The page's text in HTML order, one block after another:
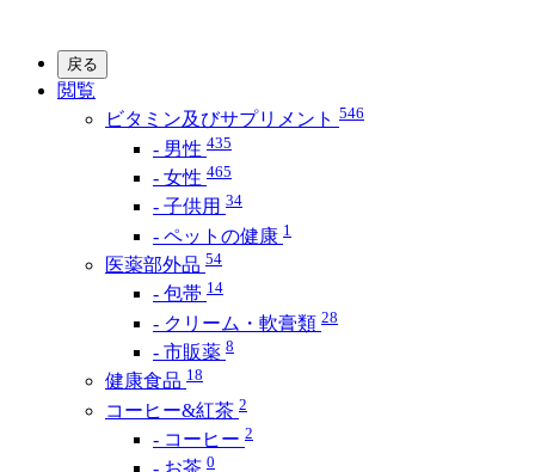
戻る
閲覧
ビタミン及びサプリメント 546
- 男性 435
- 女性 465
- 子供用 34
- ペットの健康 1
医薬部外品 54
- 包帯 14
- クリーム・軟膏類 28
- 市販薬 8
健康食品 18
コーヒー&紅茶 2
- コーヒー 2
0